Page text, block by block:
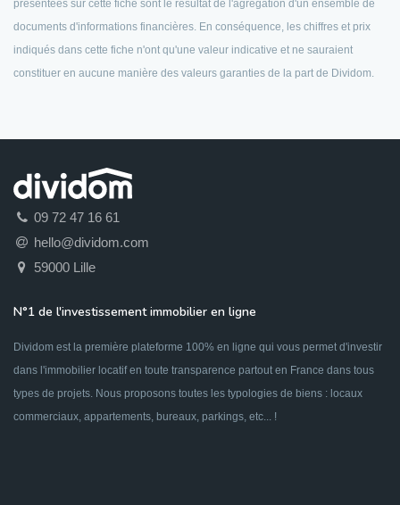
présentées sur cette fiche sont le résultat de l'agrégation d'un ensemble de
documents d'informations financières. En conséquence, les chiffres et prix
indiqués dans cette fiche n'ont qu'une valeur indicative et ne sauraient
constituer en aucune manière des valeurs garanties de la part de Dividom.
09 72 47 16 61
hello@dividom.com
59000 Lille
N°1 de l'investissement immobilier en ligne
Dividom est la première plateforme 100% en ligne qui vous permet d'investir
dans l'immobilier locatif en toute transparence partout en France dans tous
types de projets. Nous proposons toutes les typologies de biens : locaux
commerciaux, appartements, bureaux, parkings, etc... !